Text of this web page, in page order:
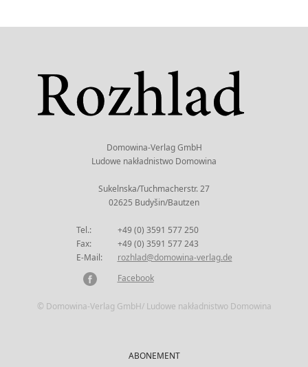
Domowina-Verlag GmbH
Ludowe nakładnistwo Domowina
Sukelnska/Tuchmacherstr. 27
02625 Budyšin/Bautzen
Tel.:
+49 (0) 3591 577 250
Fax:
+49 (0) 3591 577 243
E-Mail:
rozhlad@domowina-verlag.de
Facebook
© Domowina-Verlag GmbH/ Ludowe nakładnistwo Domowina
ABONEMENT